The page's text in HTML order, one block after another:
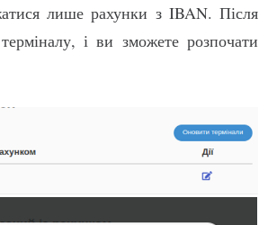
лише рахунки з IBAN. Після
і ви зможете розпочати